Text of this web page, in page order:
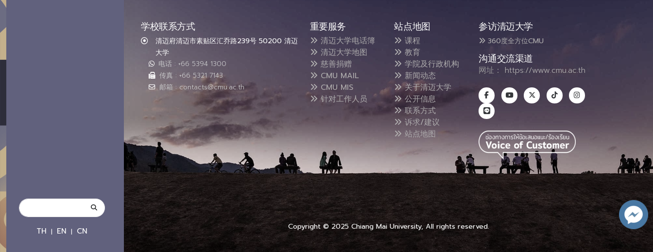
TH | EN | CN
学校联系方式
清迈府清迈市素贴区汇乔路239号 50200 清迈
大学
电话 : +66 5394 1300
传真 : +66 5321 7143
邮箱 : contacts@cmu.ac.th
重要服务
清迈大学电话簿
清迈大学地图
慈善捐赠
CMU MAIL
CMU MIS
针对工作人员
站点地图
课程
教育
学院及行政机构
新闻动态
关于清迈大学
公开信息
联系方式
诉求/建议
站点地图
参访清迈大学
360度全方位CMU
沟通交流渠道
网址： https://www.cmu.ac.th
Copyright © 2025 Chiang Mai University, All rights reserved.